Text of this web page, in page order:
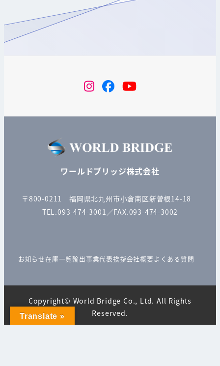
instagram
FacebookYouTube
ワールドブリッジ株式会社
〒800-0211 福岡県北九州市小倉南区新曽根14-18
TEL.093-474-3001／FAX.093-474-3002
お知らせ在庫一覧輸出事業代表挨拶会社概要よくある質問
Copyright© World Bridge Co., Ltd. All Rights
Reserved.
Translate »